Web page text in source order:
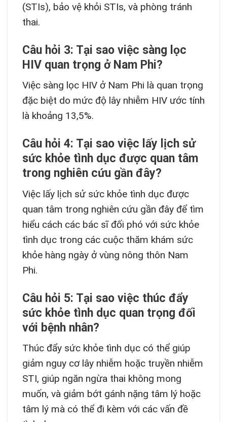
(STIs), bảo vệ khỏi STIs, và phòng tránh
thai.
Câu hỏi 3: Tại sao việc sàng lọc
HIV quan trọng ở Nam Phi?
Việc sàng lọc HIV ở Nam Phi là quan trọng
đặc biệt do mức độ lây nhiễm HIV ước tính
là khoảng 13,5%.
Câu hỏi 4: Tại sao việc lấy lịch sử
sức khỏe tình dục được quan tâm
trong nghiên cứu gần đây?
Việc lấy lịch sử sức khỏe tình dục được
quan tâm trong nghiên cứu gần đây để tìm
hiểu cách các bác sĩ đối phó với sức khỏe
tình dục trong các cuộc thăm khám sức
khỏe hàng ngày ở vùng nông thôn Nam
Phi.
Câu hỏi 5: Tại sao việc thúc đẩy
sức khỏe tình dục quan trọng đối
với bệnh nhân?
Thúc đẩy sức khỏe tình dục có thể giúp
giảm nguy cơ lây nhiễm hoặc truyền nhiễm
STI, giúp ngăn ngừa thai không mong
muốn, và giảm bớt gánh nặng tâm lý hoặc
tâm lý mà có thể đi kèm với các vấn đề